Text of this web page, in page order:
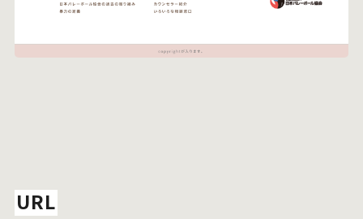
URL